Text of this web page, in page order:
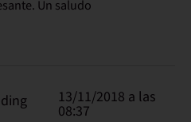
Un saludo
13/11/2018 a las
08:37